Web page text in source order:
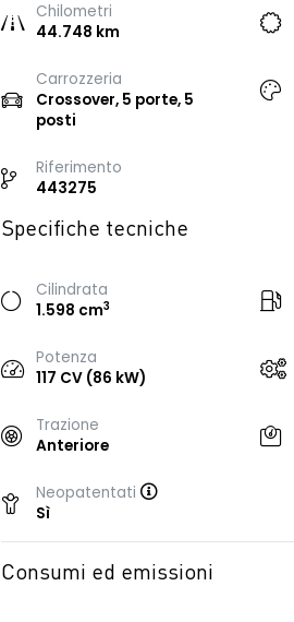
Chilometri
44.748 km
Carrozzeria
Crossover, 5 porte, 5
posti
Riferimento
443275
Specifiche tecniche
Cilindrata
1.598 cm3
Potenza
117 CV (86 kW)
Trazione
Anteriore
Neopatentati
Sì
Consumi ed emissioni